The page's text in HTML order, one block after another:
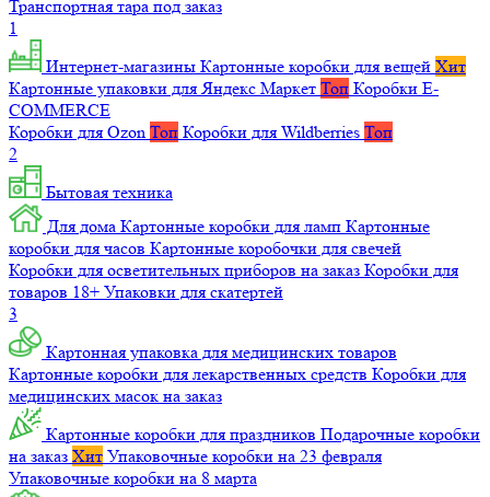
Транспортная тара под заказ
1
Интернет-магазины Картонные коробки для вещей Хит
Картонные упаковки для Яндекс Маркет Топ Коробки E-
COMMERCE
Коробки для Ozon Топ Коробки для Wildberries Топ
2
Бытовая техника
Для дома Картонные коробки для ламп Картонные
коробки для часов Картонные коробочки для свечей
Коробки для осветительных приборов на заказ Коробки для
товаров 18+ Упаковки для скатертей
3
Картонная упаковка для медицинских товаров
Картонные коробки для лекарственных средств Коробки для
медицинских масок на заказ
Картонные коробки для праздников Подарочные коробки
на заказ Хит Упаковочные коробки на 23 февраля
Упаковочные коробки на 8 марта